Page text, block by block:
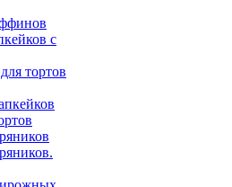
с
тортов